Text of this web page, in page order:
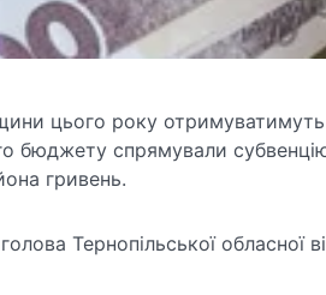
цього року
бюджету спрямували
гривень.
Тернопільської обласної